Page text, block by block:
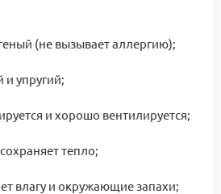
(не вызывает аллергию);
и упругий;
и хорошо вентилируется;
тепло;
влагу и окружающие запахи;